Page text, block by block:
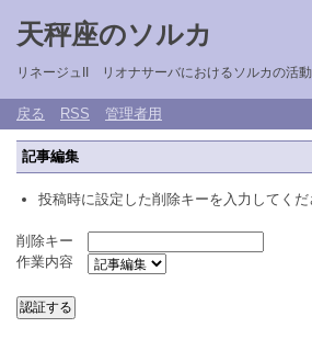
天秤座のソルカ
リネージュII リオナサーバにおけるソルカの活
戻る RSS 管理者用
記事編集
投稿時に設定した削除キーを入力してくだ
削除キー
作業内容